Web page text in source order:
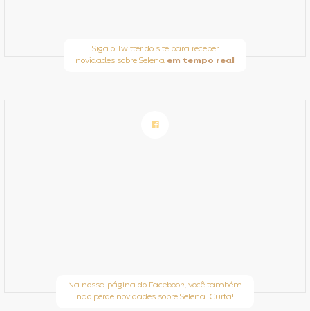
Siga o Twitter do site para receber
novidades sobre Selena em tempo real
Na nossa página do Facebook, você também
não perde novidades sobre Selena. Curta!